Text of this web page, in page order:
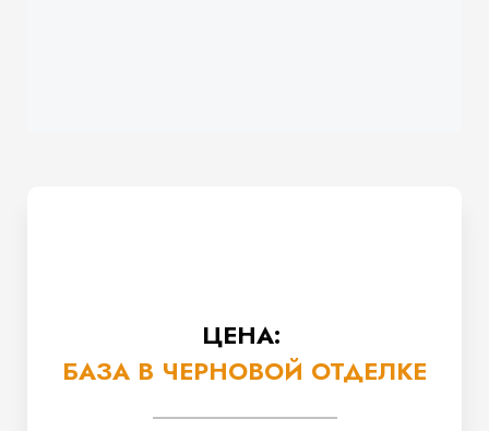
ЦЕНА:
БАЗА В ЧЕРНОВОЙ ОТДЕЛКЕ